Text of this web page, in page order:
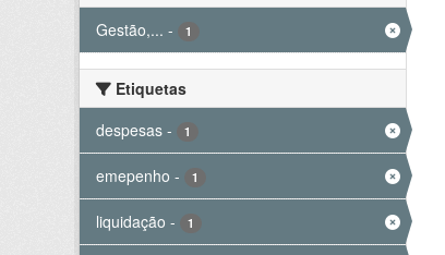
Gestão,... - 1
Etiquetas
despesas - 1
emepenho - 1
liquidação - 1